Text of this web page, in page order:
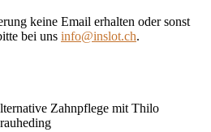
keine Email erhalten oder sonst
bei uns info@inslot.ch.
Zahnpflege mit Thilo